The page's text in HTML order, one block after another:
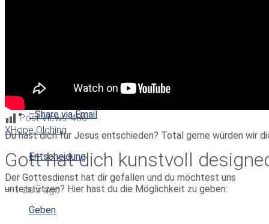
Post Views: 486
XHope Olching
Gott hat dich kunstvoll
— 1 Jahr ago
Share on Twitter
–Share on Facebook
–Share via Email
Du hast dich für Jesus entschieden? Total gerne würden wir
Entscheidung
Der Gottesdienst hat dir gefallen und du möchtest uns
unterstützen? Hier hast du die Möglichkeit zu geben:
Geben